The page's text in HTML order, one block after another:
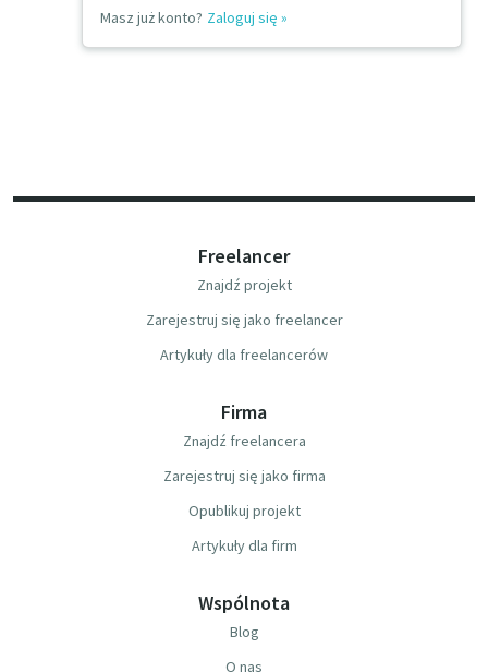
Masz już konto? Zaloguj się »
Freelancer
Znajdź projekt
Zarejestruj się jako freelancer
Artykuły dla freelancerów
Firma
Znajdź freelancera
Zarejestruj się jako firma
Opublikuj projekt
Artykuły dla firm
Wspólnota
Blog
O nas